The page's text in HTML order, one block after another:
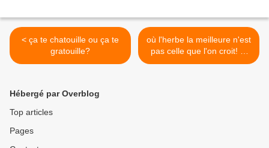
< ça te chatouille ou ça te
gratouille?
où l'herbe la meilleure n'est
pas celle que l'on croit! et
Shutterfly à Vérone >
Hébergé par Overblog
Top articles
Pages